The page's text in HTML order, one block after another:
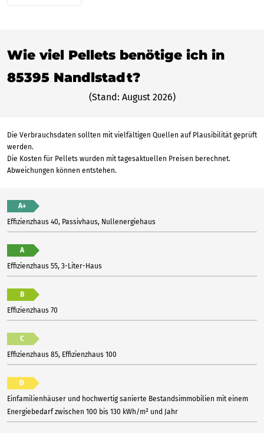
Wie viel Pellets benötige ich in
85395 Nandlstadt?
(Stand: August 2026)
Die Verbrauchsdaten sollten mit vielfältigen Quellen auf Plausibilität geprüft
werden.
Die Kosten für Pellets wurden mit tagesaktuellen Preisen berechnet.
Abweichungen können entstehen.
A+
Effizienzhaus 40, Passivhaus, Nullenergiehaus
A
Effizienzhaus 55, 3-Liter-Haus
B
Effizienzhaus 70
C
Effizienzhaus 85, Effizienzhaus 100
D
Einfamilienhäuser und hochwertig sanierte Bestandsimmobilien mit einem
Energiebedarf zwischen 100 bis 130 kWh/m² und Jahr